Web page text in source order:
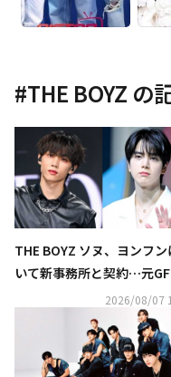
#THE BOYZ の
THE BOYZ ソヌ、ヨンフ
いて新事務所と契約…元
ND ユジュら所属のAT
2026/08/07